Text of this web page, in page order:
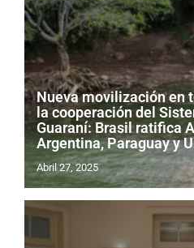
Nueva movilización en
la cooperación del
Guaraní: Brasil ratifica
Argentina, Paraguay y
Abril 27, 2025